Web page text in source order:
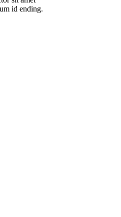
id ending.